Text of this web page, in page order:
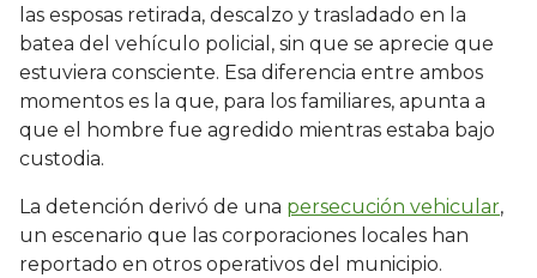
las esposas retirada, descalzo y trasladado en la
batea del vehículo policial, sin que se aprecie que
estuviera consciente. Esa diferencia entre ambos
momentos es la que, para los familiares, apunta a
que el hombre fue agredido mientras estaba bajo
custodia.
La detención derivó de una persecución vehicular,
un escenario que las corporaciones locales han
reportado en otros operativos del municipio.